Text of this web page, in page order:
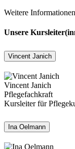
Weitere
Unsere
Vincent Janich
Vincent Janich
Pflegefachkraft
Kursleiter für
Ina Oelmann